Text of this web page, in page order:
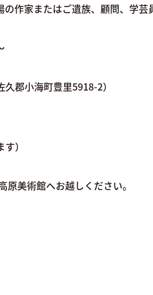
作家またはご遺族、顧問、学芸
郡小海町豊里5918-2）
）
美術館へお越しください。